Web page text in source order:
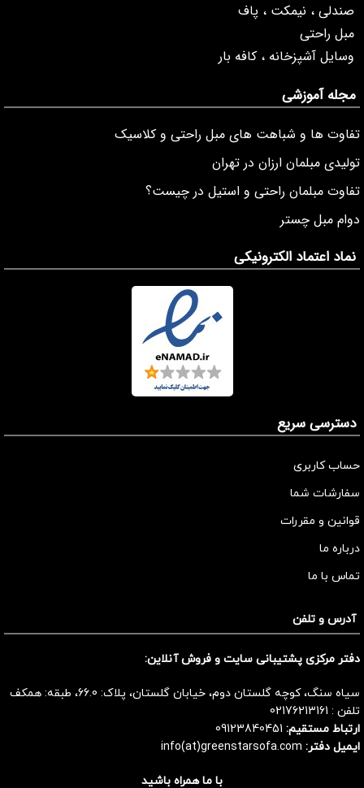
صندلی ، نیمکت ، پاف
مبل راحتی
وسایل آشپزخانه ، کافه بار
مجله آموزشی
تفاوت ها و شباهت های مبل راحتی و کلاسیک
تولیدی مبلمان ارزان در تهران
تفاوت مبلمان راحتی و استیل در چیست؟
دوام مبل چستر
نماد اعتماد الکترونیکی
دسترسی سریع
حساب کاربری
سفارشات شما
قوانین و مقررات
درباره ما
تماس با ما
آدرس و تلفن
دفتر مرکزی پشتیبانی سایت و فروش آنلاین:
سیاه سنگ، کوچه گلستان دوم، خیابان گلستان، پلاک: 66.0، طبقه: همکف
تلفن : 02176213161
ارتباط مستقیم: 09123840451
ایمیل دفتر:
با ما همراه باشید